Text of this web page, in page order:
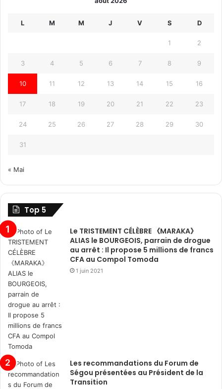
L M M J V S D
1 2
3 4 5 6 7 8 9
10 11 12 13 14 15 16
17 18 19 20 21 22 23
24 25 26 27 28 29 30
31
« Mai
Top 5
Le TRISTEMENT CÉLÈBRE 《MARAKA》
ALIAS le BOURGEOIS, parrain de drogue
au arrêt : Il propose 5 millions de francs
CFA au Compol Tomoda
1 juin 2021
Les recommandations du Forum de
Ségou présentées au Président de la
Transition